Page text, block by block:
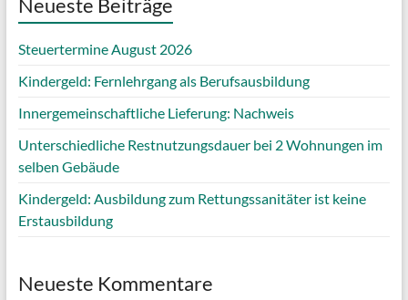
Neueste Beiträge
Steuertermine August 2026
Kindergeld: Fernlehrgang als Berufsausbildung
Innergemeinschaftliche Lieferung: Nachweis
Unterschiedliche Restnutzungsdauer bei 2 Wohnungen im
selben Gebäude
Kindergeld: Ausbildung zum Rettungssanitäter ist keine
Erstausbildung
Neueste Kommentare